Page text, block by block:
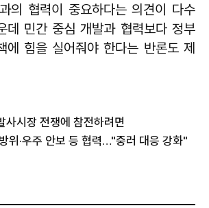
의 협력이 중요하다는 의견이 다수
데 민간 중심 개발과 협력보다 정부
에 힘을 실어줘야 한다는 반론도 제
사시장 전쟁에 참전하려면
위·우주 안보 등 협력…"중러 대응 강화"